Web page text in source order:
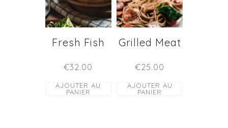
Fresh Fish
€32.00
AJOUTER AU
PANIER
Grilled Meat
€25.00
AJOUTER AU
PANIER